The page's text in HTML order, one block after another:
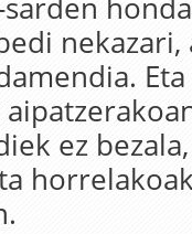
nekazari,
Eta
ez